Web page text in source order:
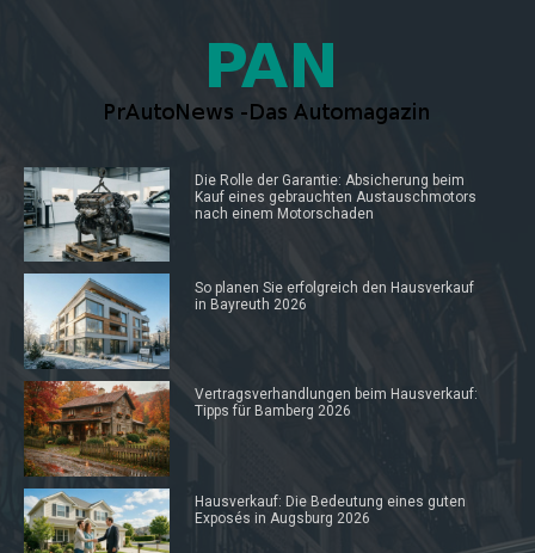
Die Rolle der Garantie: Absicherung beim
Kauf eines gebrauchten Austauschmotors
nach einem Motorschaden
So planen Sie erfolgreich den Hausverkauf
in Bayreuth 2026
Vertragsverhandlungen beim Hausverkauf:
Tipps für Bamberg 2026
Hausverkauf: Die Bedeutung eines guten
Exposés in Augsburg 2026